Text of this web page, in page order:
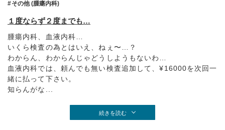
その他 (腫瘍内科)
１度ならず２度までも…
腫瘍内科、血液内科…
いくら検査の為とはいえ、ねぇ〜…？
わからん、わからんじゃどうしようもないわ…
血液内科では、頼んでも無い検査追加して、¥16000を次回一
緒に払って下さい。
知らんがな...
続きを読む